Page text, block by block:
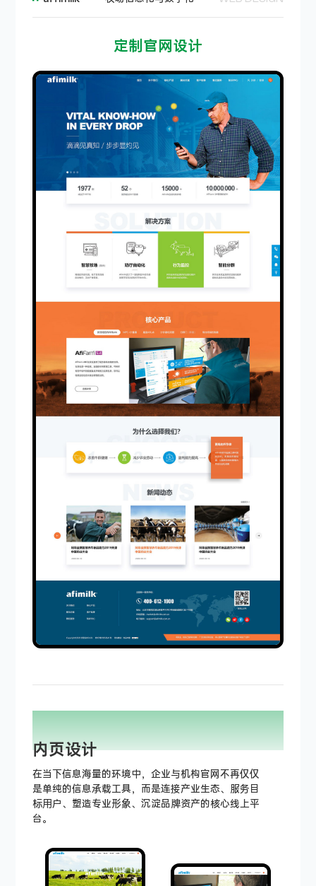
定制官网设计
PAGE DISPLAY
INTEGRITY
内页设计
在当下信息海量的环境中，企业与机构官网不再仅仅
是单纯的信息承载工具，而是连接产业生态、服务目
标用户、塑造专业形象、沉淀品牌资产的核心线上平
台。